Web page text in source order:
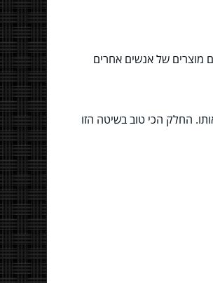
מוצרים של אנשים אחרים
החלק הכי טוב בשיטה הזו